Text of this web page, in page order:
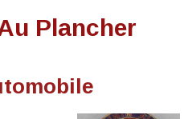
Plancher